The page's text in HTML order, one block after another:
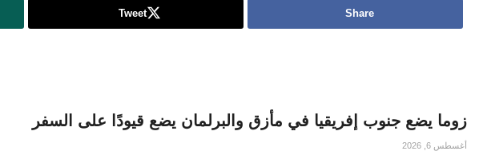
Share
Tweet
زوما يضع جنوب إفريقيا في مأزق والبرلمان يضع قيودًا على السفر
أغسطس 6, 2026